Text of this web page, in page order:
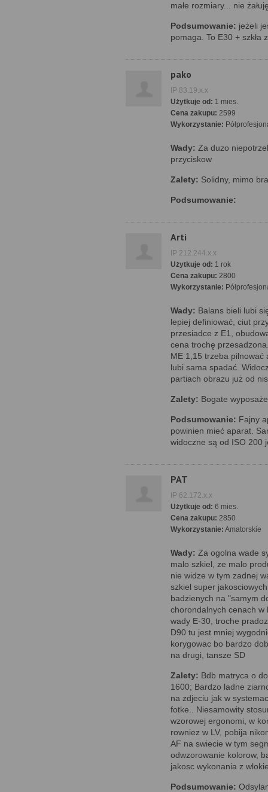
małe rozmiary... nie
Podsumowanie: jeżeli
pomaga. To E30 +
pako
IP 83.19.x.x
Użytkuje od: 1 mies.
Cena zakupu: 2599
Wykorzystanie:
Wady: Za duzo
przyciskow
Zalety: Solidny, mimo
Podsumowanie:
Arti
IP 212.244.x.x
Użytkuje od: 1 rok
Cena zakupu: 2800
Wykorzystanie:
Wady: Balans bieli lubi
lepiej definiować, ciut
przesiadce z E1,
cena trochę
ME 1,15 trzeba pilnować
lubi sama spadać.
partiach obrazu już od
Zalety: Bogate
Podsumowanie: Fajny
powinien mieć aparat.
widoczne są od ISO 200
PAT
IP 62.172.x.x
Użytkuje od: 6 mies.
Cena zakupu: 2850
Wykorzystanie: Amatorskie
Wady: Za ogolna wade
malo szkiel, ze malo
nie widze w tym zadnej
szkiel super
badzienych na "samym
chorondalnych cenach w
wady E-30, troche
D90 tu jest mniej
korygowac bo bardzo
na drugi, tansze SD
Zalety: Bdb matryca o
1600; Bardzo ladne
na zdjeciu jak w
fotke.. Niesamowity
wzorowej ergonomi, w
rowniez w LV, pobija
AF na swiecie w tym
odwzorowanie kolorow,
jakosc wykonania z
Podsumowanie: